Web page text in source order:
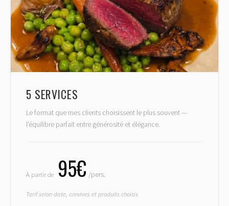
5 SERVICES
Le format que mes clients choisissent le plus souvent —
l'équilibre parfait entre générosité et élégance.
À partir de 95€ /pers.
Tarif selon date, convives et produits choisis